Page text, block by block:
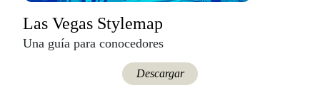
Las Vegas Stylemap
Una guía para conocedores
Descargar